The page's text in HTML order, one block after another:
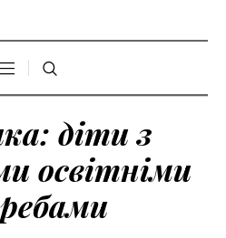
діти з
освітніми